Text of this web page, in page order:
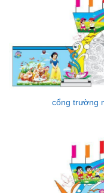
cổng trường